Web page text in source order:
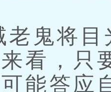
鬼将目
看，只
能答应